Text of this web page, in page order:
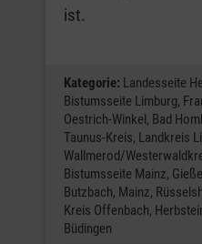
ist.
Kategorie: Landesseite
Bistumsseite Limburg,
Oestrich-Winkel, Bad
Taunus-Kreis, Landkreis
Wallmerod/
Bistumsseite Mainz,
Butzbach, Mainz,
Kreis Offenbach,
Büdingen